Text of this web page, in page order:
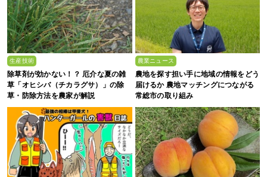
生産技術
除草剤が効かない！？ 厄介な夏の雑
草「オヒシバ（チカラグサ）」の除
草・防除方法を農家が解説
農業ニュース
農地を探す担い手に地域の情報をどう
届けるか 農地マッチングにつながる
常総市の取り組み